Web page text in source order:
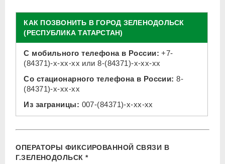
КАК ПОЗВОНИТЬ В ГОРОД ЗЕЛЕНОДОЛЬСК
(РЕСПУБЛИКА ТАТАРСТАН)
С мобильного телефона в России: +7-
(84371)-x-xx-xx или8-(84371)-x-xx-xx
Со стационарного телефона в России: 8-
(84371)-x-xx-xx
Из заграницы: 007-(84371)-x-xx-xx
ОПЕРАТОРЫ ФИКСИРОВАННОЙ СВЯЗИ В
Г.ЗЕЛЕНОДОЛЬСК *